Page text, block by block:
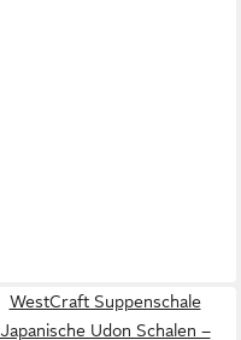
WestCraft Suppenschale
Japanische Udon Schalen –